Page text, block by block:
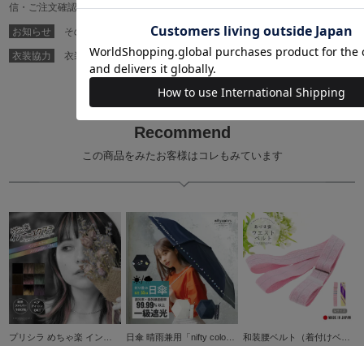
信・ご注文確認メールなど)が届かない方へ
お知らせ その他、きもの町からの各種お知らせはコチラ
衣装協力 衣装協力・衣装貸し出し・リースをご希望の方はこちら
Recommend
この商品をみたお客様はコレもみています
和装腰ベルト（着付けベルト）Ｍサイズ一個【メール便不可】＜R＞